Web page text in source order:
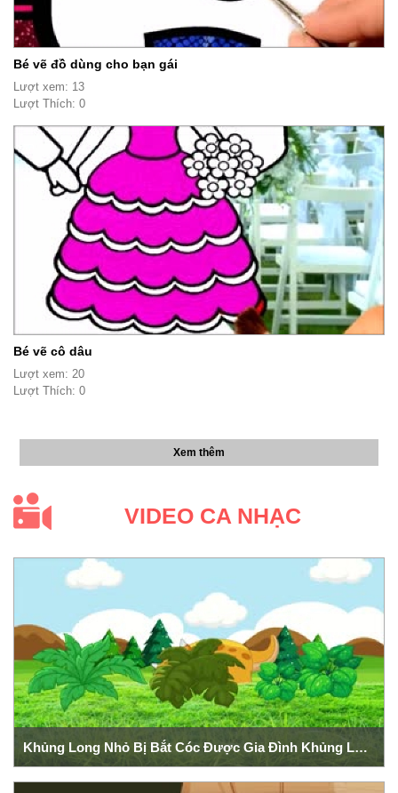
Bé vẽ đồ dùng cho bạn gái
Lượt xem: 13
Lượt Thích: 0
Bé vẽ cô dâu
Lượt xem: 20
Lượt Thích: 0
Xem thêm
VIDEO CA NHẠC
Khủng Long Nhỏ Bị Bắt Cóc Được Gia Đình Khủng Long Giải Cứu